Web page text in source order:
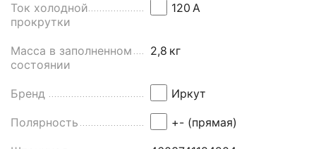
Ток холодной
прокрутки
120 А
Масса в заполненном
состоянии
2,8 кг
Бренд Иркут
Полярность +- (прямая)